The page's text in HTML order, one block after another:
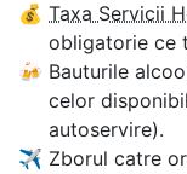
💰 Taxa Servicii
obligatorie ce
🍻 Bauturile
celor
autoservire).
✈ Zborul catre